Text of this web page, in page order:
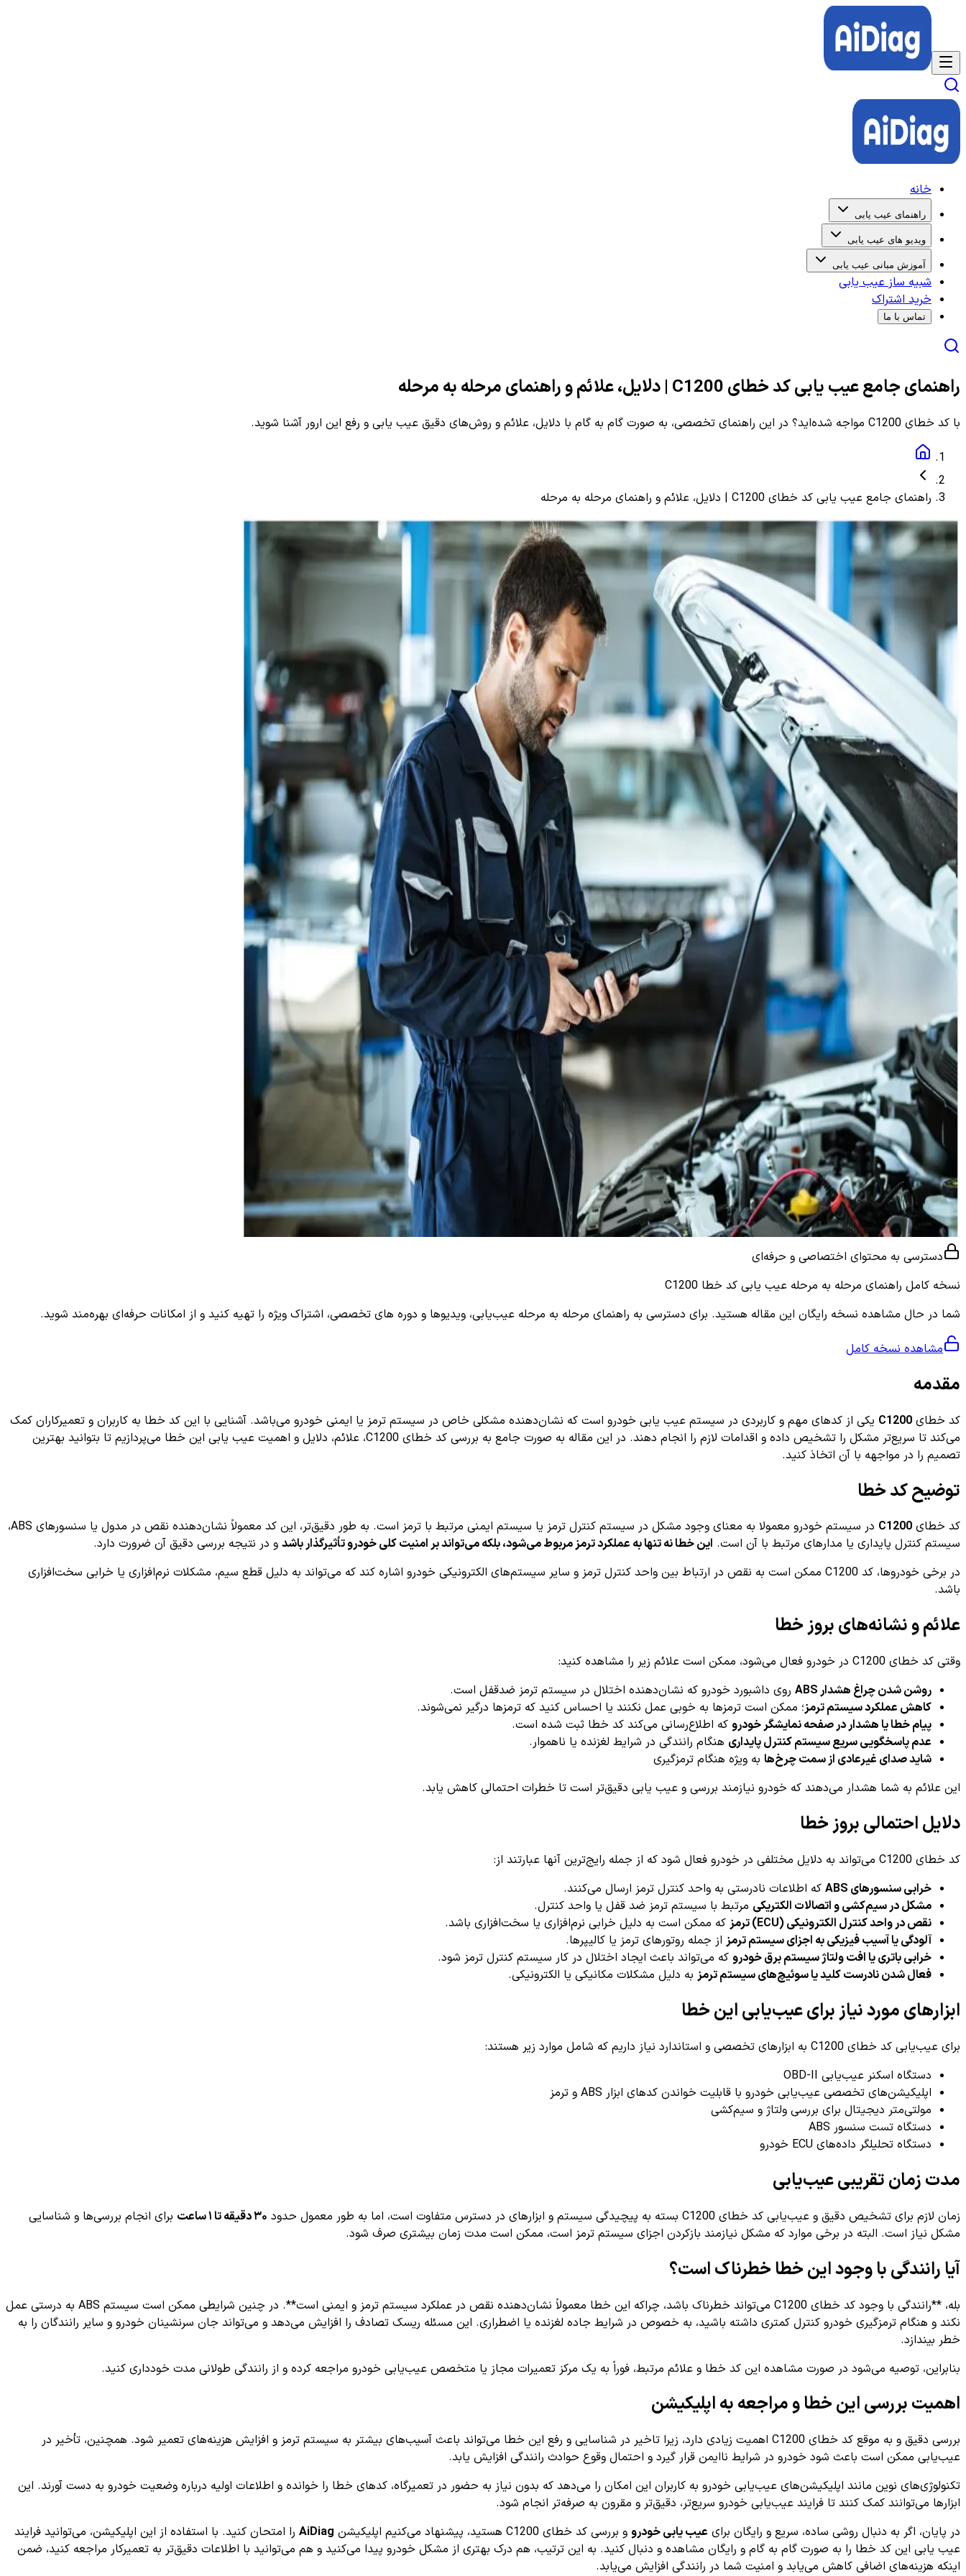
خانه
راهنمای عیب یابی
ویدیو های عیب یابی
آموزش مبانی عیب یابی
شبیه ساز عیب یابی
خرید اشتراک
تماس با ما
راهنمای جامع عیب یابی کد خطای C1200 | دلایل، علائم و راهنمای مرحله به مرحله
با کد خطای C1200 مواجه شده‌اید؟ در این راهنمای تخصصی، به صورت گام به گام با دلایل، علائم و روش‌های دقیق عیب یابی و رفع این ارور آشنا شوید.
راهنمای جامع عیب یابی کد خطای C1200 | دلایل، علائم و راهنمای مرحله به مرحله
دسترسی به محتوای اختصاصی و حرفه‌ای
نسخه کامل راهنمای مرحله به مرحله عیب یابی کد خطا C1200
شما در حال مشاهده نسخه رایگان این مقاله هستید. برای دسترسی به راهنمای مرحله به مرحله عیب‌یابی، ویدیوها و دوره های تخصصی، اشتراک ویژه را تهیه کنید و از امکانات حرفه‌ای بهره‌مند شوید.
مشاهده نسخه کامل
مقدمه
کد خطای C1200 یکی از کدهای مهم و کاربردی در سیستم عیب یابی خودرو است که نشان‌دهنده مشکلی خاص در سیستم ترمز یا ایمنی خودرو می‌باشد. آشنایی با این کد خطا به کاربران و تعمیرکاران کمک
می‌کند تا سریع‌تر مشکل را تشخیص داده و اقدامات لازم را انجام دهند. در این مقاله به صورت جامع به بررسی کد خطای C1200، علائم، دلایل و اهمیت عیب یابی این خطا می‌پردازیم تا بتوانید بهترین
تصمیم را در مواجهه با آن اتخاذ کنید.
توضیح کد خطا
کد خطای C1200
در سیستم خودرو معمولا به معنای وجود مشکل در سیستم کنترل ترمز یا سیستم ایمنی مرتبط با ترمز است. به طور دقیق‌تر، این کد معمولاً نشان‌دهنده نقص در مدول یا سنسورهای ABS،
سیستم کنترل پایداری یا مدارهای مرتبط با آن است. این خطا نه تنها به عملکرد ترمز مربوط می‌شود، بلکه می‌تواند بر امنیت کلی خودرو تأثیرگذار باشد و در نتیجه بررسی دقیق آن ضرورت دارد.
در برخی خودروها، کد C1200 ممکن است به نقص در ارتباط بین واحد کنترل ترمز و سایر سیستم‌های الکترونیکی خودرو اشاره کند که می‌تواند به دلیل قطع سیم، مشکلات نرم‌افزاری یا خرابی سخت‌افزاری
باشد.
علائم و نشانه‌های بروز خطا
وقتی کد خطای C1200 در خودرو فعال می‌شود، ممکن است علائم زیر را مشاهده کنید:
روشن شدن چراغ هشدار ABS
روی داشبورد خودرو که نشان‌دهنده اختلال در سیستم ترمز ضدقفل است.
کاهش عملکرد سیستم ترمز؛ ممکن است ترمزها به خوبی عمل نکنند یا احساس کنید که ترمزها درگیر نمی‌شوند.
پیام خطا یا هشدار در صفحه نمایشگر خودرو که اطلاع‌رسانی می‌کند کد خطا ثبت شده است.
عدم پاسخگویی سریع سیستم کنترل پایداری هنگام رانندگی در شرایط لغزنده یا ناهموار.
شاید صدای غیرعادی از سمت چرخ‌ها به ویژه هنگام ترمزگیری
این علائم به شما هشدار می‌دهند که خودرو نیازمند بررسی و عیب یابی دقیق‌تر است تا خطرات احتمالی کاهش یابد.
دلایل احتمالی بروز خطا
کد خطای C1200 می‌تواند به دلایل مختلفی در خودرو فعال شود که از جمله رایج‌ترین آنها عبارتند از:
خرابی سنسورهای ABS
که اطلاعات نادرستی به واحد کنترل ترمز ارسال می‌کنند.
مشکل در سیم‌کشی و اتصالات الکتریکی مرتبط با سیستم ترمز ضد قفل یا واحد کنترل.
نقص در واحد کنترل الکترونیکی (ECU) ترمز
که ممکن است به دلیل خرابی نرم‌افزاری یا سخت‌افزاری باشد.
آلودگی یا آسیب فیزیکی به اجزای سیستم ترمز از جمله روتورهای ترمز یا کالیپرها.
خرابی باتری یا افت ولتاژ سیستم برق خودرو که می‌تواند باعث ایجاد اختلال در کار سیستم کنترل ترمز شود.
فعال شدن نادرست کلید یا سوئیچ‌های سیستم ترمز به دلیل مشکلات مکانیکی یا الکترونیکی.
ابزارهای مورد نیاز برای عیب‌یابی این خطا
برای عیب‌یابی کد خطای C1200 به ابزارهای تخصصی و استاندارد نیاز داریم که شامل موارد زیر هستند:
دستگاه اسکنر عیب‌یابی OBD-II
اپلیکیشن‌های تخصصی عیب‌یابی خودرو با قابلیت خواندن کدهای ابزار ABS و ترمز
مولتی‌متر دیجیتال برای بررسی ولتاژ و سیم‌کشی
دستگاه تست سنسور ABS
دستگاه تحلیلگر داده‌های ECU خودرو
مدت زمان تقریبی عیب‌یابی
زمان لازم برای تشخیص دقیق و عیب‌یابی کد خطای C1200 بسته به پیچیدگی سیستم و ابزارهای در دسترس متفاوت است، اما به طور معمول حدود ۳۰ دقیقه تا ۱ ساعت
برای انجام بررسی‌ها و شناسایی
مشکل نیاز است. البته در برخی موارد که مشکل نیازمند بازکردن اجزای سیستم ترمز است، ممکن است مدت زمان بیشتری صرف شود.
آیا رانندگی با وجود این خطا خطرناک است؟
بله، **رانندگی با وجود کد خطای C1200 می‌تواند خطرناک باشد، چراکه این خطا معمولاً نشان‌دهنده نقص در عملکرد سیستم ترمز و ایمنی است**. در چنین شرایطی ممکن است سیستم ABS به درستی عمل
نکند و هنگام ترمزگیری خودرو کنترل کمتری داشته باشید، به خصوص در شرایط جاده لغزنده یا اضطراری. این مسئله ریسک تصادف را افزایش می‌دهد و می‌تواند جان سرنشینان خودرو و سایر رانندگان را به
خطر بیندازد.
بنابراین، توصیه می‌شود در صورت مشاهده این کد خطا و علائم مرتبط، فوراً به یک مرکز تعمیرات مجاز یا متخصص عیب‌یابی خودرو مراجعه کرده و از رانندگی طولانی مدت خودداری کنید.
اهمیت بررسی این خطا و مراجعه به اپلیکیشن
بررسی دقیق و به موقع کد خطای C1200 اهمیت زیادی دارد، زیرا تاخیر در شناسایی و رفع این خطا می‌تواند باعث آسیب‌های بیشتر به سیستم ترمز و افزایش هزینه‌های تعمیر شود. همچنین، تأخیر در
عیب‌یابی ممکن است باعث شود خودرو در شرایط ناایمن قرار گیرد و احتمال وقوع حوادث رانندگی افزایش یابد.
تکنولوژی‌های نوین مانند اپلیکیشن‌های عیب‌یابی خودرو به کاربران این امکان را می‌دهد که بدون نیاز به حضور در تعمیرگاه، کدهای خطا را خوانده و اطلاعات اولیه درباره وضعیت خودرو به دست آورند. این
ابزارها می‌توانند کمک کنند تا فرایند عیب‌یابی خودرو سریع‌تر، دقیق‌تر و مقرون به صرفه‌تر انجام شود.
در پایان، اگر به دنبال روشی ساده، سریع و رایگان برای عیب یابی خودرو و بررسی کد خطای C1200 هستید، پیشنهاد می‌کنیم اپلیکیشن AiDiag را امتحان کنید. با استفاده از این اپلیکیشن، می‌توانید فرایند
عیب یابی این کد خطا را به صورت گام به گام و رایگان مشاهده و دنبال کنید. به این ترتیب، هم درک بهتری از مشکل خودرو پیدا می‌کنید و هم می‌توانید با اطلاعات دقیق‌تر به تعمیرکار مراجعه کنید، ضمن
اینکه هزینه‌های اضافی کاهش می‌یابد و امنیت شما در رانندگی افزایش می‌یابد.